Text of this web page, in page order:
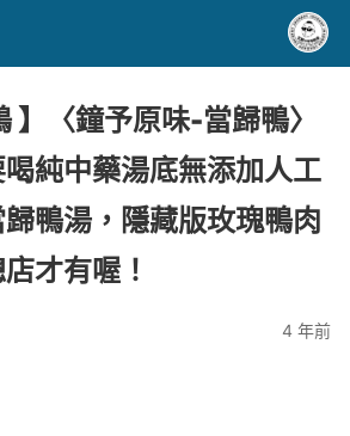
】〈鐘予原味-當歸鴨〉
純中藥湯底無添加人工
鴨湯，隱藏版玫瑰鴨肉
才有喔！
4 年前